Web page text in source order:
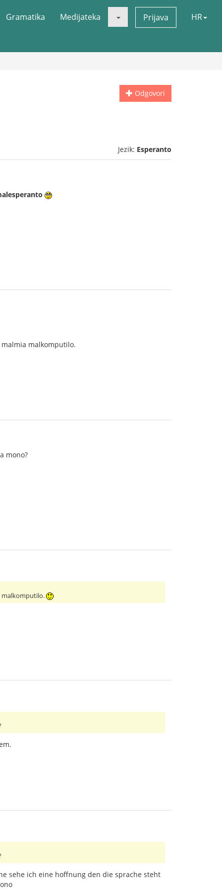
Gramatika Medijateka Prijava HR
Odgovori
Jezik: Esperanto
malkomputilo.
mono?
malkomputilo.
sehe ich eine hoffnung den die sprache steht